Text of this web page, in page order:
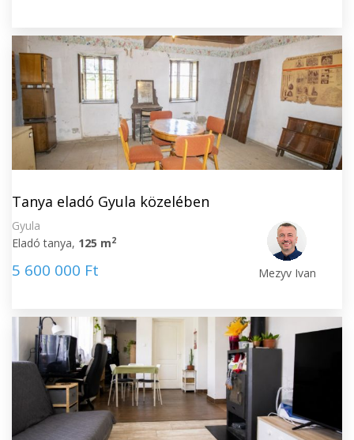
Tanya eladó Gyula közelében
Gyula
Eladó tanya, 125 m2
5 600 000 Ft Mezyv Ivan